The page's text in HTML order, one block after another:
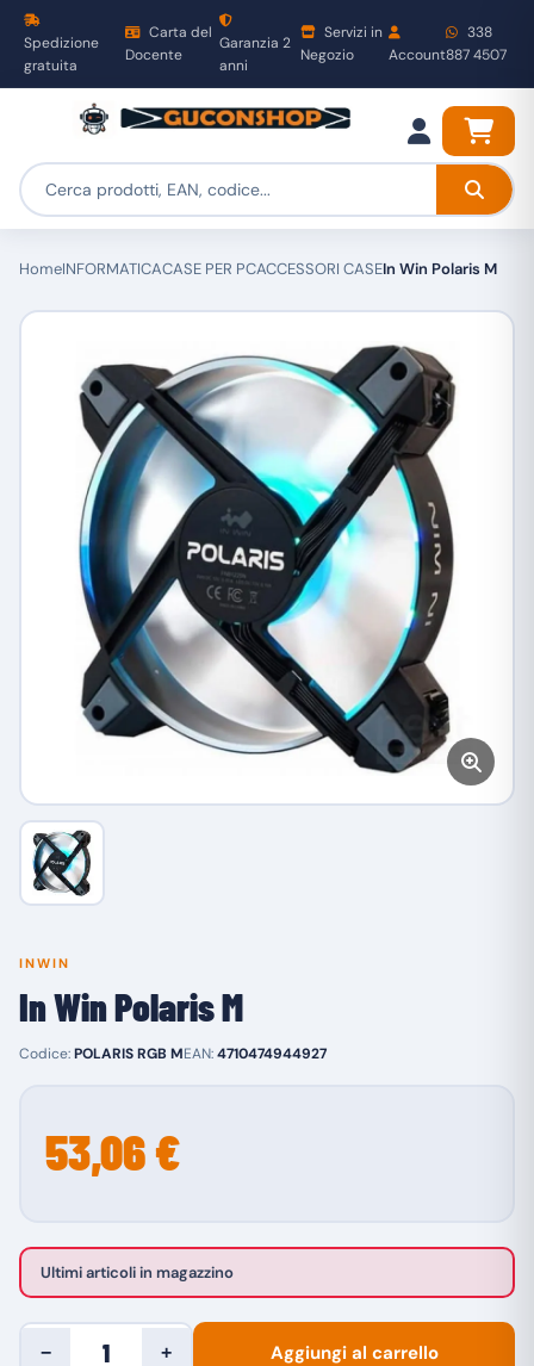
Spedizione
gratuita
Carta del
Docente
Garanzia 2
anni
Servizi in
Negozio
Account
338
887 4507
HomeINFORMATICACASE PER PCACCESSORI CASEIn Win Polaris M
INWIN
In Win Polaris M
Codice:POLARIS RGB MEAN:4710474944927
53,06 €
Ultimi articoli in magazzino
− + Aggiungi al carrello